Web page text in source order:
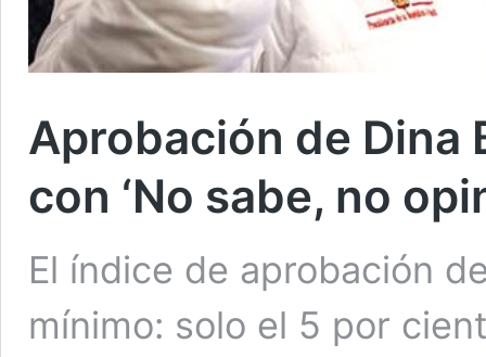
Aprobación de Dina
con ‘No sabe, no
El índice de aprobación
mínimo: solo el 5 por